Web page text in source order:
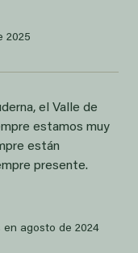
2025
el Valle de
estamos muy
están
presente.
en agosto de 2024